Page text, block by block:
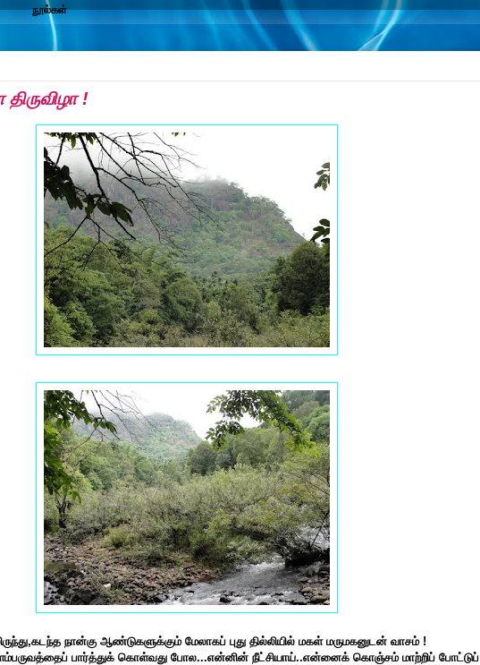
நூல்கள்
!
நான்கு ஆண்டுகளுக்கும் மேலாகப் புது தில்லியில் மகள் மருமகனுடன் வாசம் !
பார்த்துக் கொள்வது போல...என்னின் நீட்சியாய்..என்னைக் கொஞ்சம் மாற்றிப் போட்டுப்